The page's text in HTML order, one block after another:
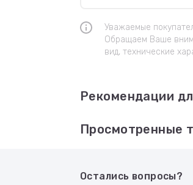
Уважаемые
Обращаем Ваше
вид, технические
Рекомендации
Просмотренные
Остались вопросы?